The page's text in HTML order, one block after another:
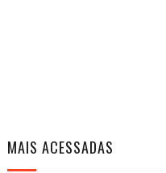
MAIS ACESSADAS